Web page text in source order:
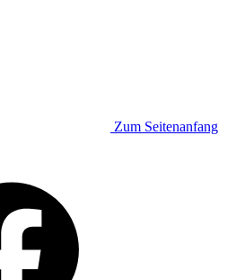
Zum Seitenanfang